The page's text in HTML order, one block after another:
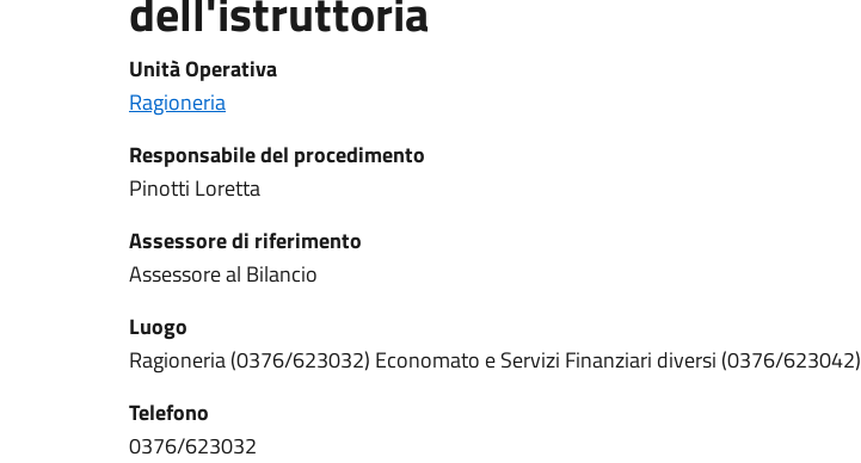
Unità Operativa
Ragioneria
Responsabile del procedimento
Pinotti Loretta
Assessore di riferimento
Assessore al Bilancio
Luogo
Ragioneria (0376/623032) Economato e Servizi Finanziari diversi (0376/623042)
Telefono
0376/623032